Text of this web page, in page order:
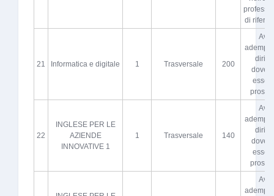
di
21 Informatica e digitale 1 Trasversale 200
Aver
22
INGLESE PER LE
AZIENDE
INNOVATIVE 1
1 Trasversale 140
Aver
Aver